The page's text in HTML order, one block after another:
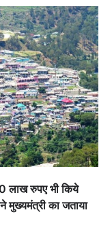
लाख रुपए भी किये
ने मुख्यमंत्री का जताया